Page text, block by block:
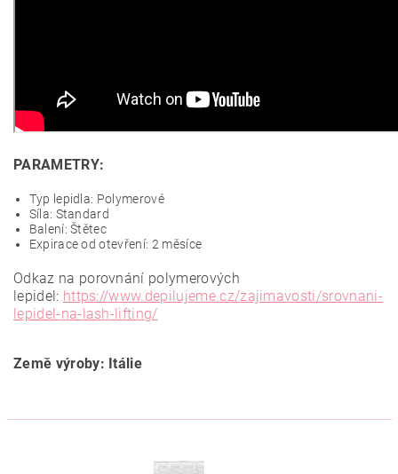
PARAMETRY:
Typ lepidla: Polymerové
Síla: Standard
Balení: Štětec
Expirace od otevření: 2 měsíce
Odkaz na porovnání polymerových
lepidel: https://www.depilujeme.cz/zajimavosti/srovnani-
lepidel-na-lash-lifting/
Země výroby: Itálie